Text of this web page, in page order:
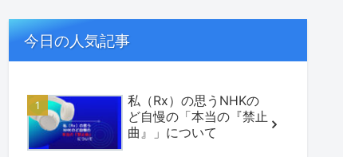
今日の人気記事
私（Rx）の思うNHKの
ど自慢の「本当の『禁止
曲』」について